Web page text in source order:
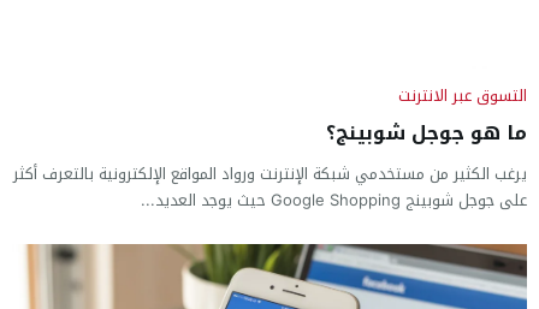
التسوق عبر الانترنت
ما هو جوجل شوبينج؟
يرغب الكثير من مستخدمي شبكة الإنترنت ورواد المواقع الإلكترونية بالتعرف أكثر
على جوجل شوبينج Google Shopping حيث يوجد العديد...